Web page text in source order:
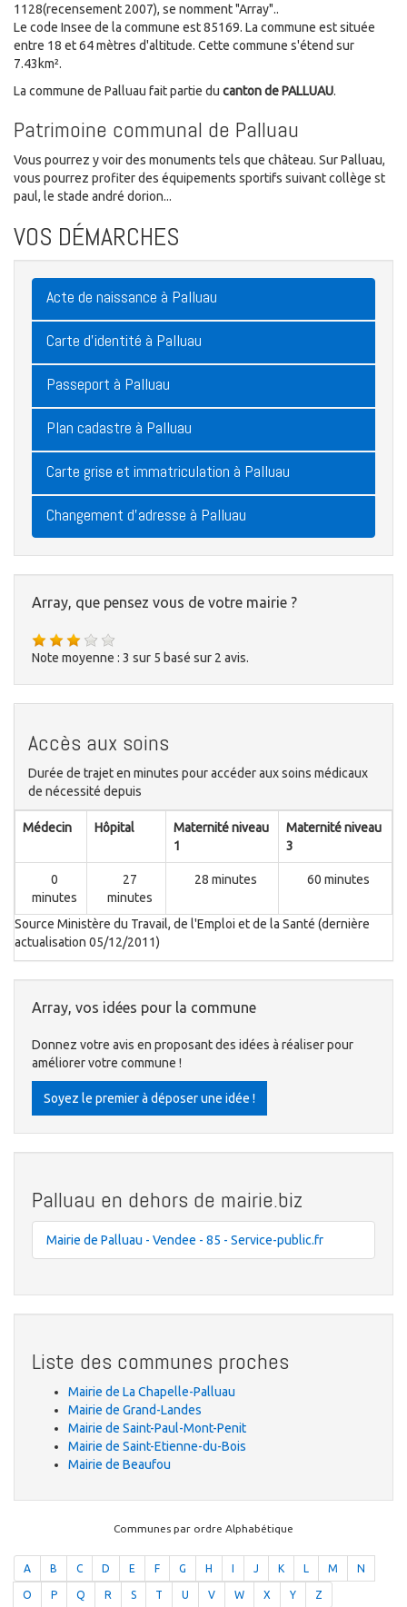
1128(recensement 2007), se nomment "Array"..
Le code Insee de la commune est 85169. La commune est située
entre 18 et 64 mètres d'altitude. Cette commune s'étend sur
7.43km².
La commune de Palluau fait partie du canton de PALLUAU.
Patrimoine communal de Palluau
Vous pourrez y voir des monuments tels que château. Sur Palluau,
vous pourrez profiter des équipements sportifs suivant collège st
paul, le stade andré dorion...
VOS DÉMARCHES
Acte de naissance à Palluau
Carte d'identité à Palluau
Passeport à Palluau
Plan cadastre à Palluau
Carte grise et immatriculation à Palluau
Changement d'adresse à Palluau
Array, que pensez vous de votre mairie ?
Note moyenne : 3 sur 5 basé sur 2 avis.
Accès aux soins
Durée de trajet en minutes pour accéder aux soins médicaux
de nécessité depuis
Médecin Hôpital
Maternité niveau
1
Maternité niveau
3
0
minutes
27
minutes
28 minutes 60 minutes
Source Ministère du Travail, de l'Emploi et de la Santé (dernière
actualisation 05/12/2011)
Array, vos idées pour la commune
Donnez votre avis en proposant des idées à réaliser pour
améliorer votre commune !
Soyez le premier à déposer une idée !
Palluau en dehors de mairie.biz
Mairie de Palluau - Vendee - 85 - Service-public.fr
Liste des communes proches
Mairie de La Chapelle-Palluau
Mairie de Grand-Landes
Mairie de Saint-Paul-Mont-Penit
Mairie de Saint-Etienne-du-Bois
Mairie de Beaufou
Communes par ordre Alphabétique
A B C D E F G H J K L M N
O P Q R S T U V W X Y Z